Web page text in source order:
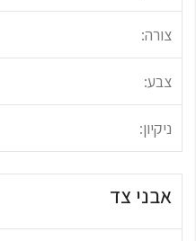
צורה:
צבע:
ניקיון:
אבני צד